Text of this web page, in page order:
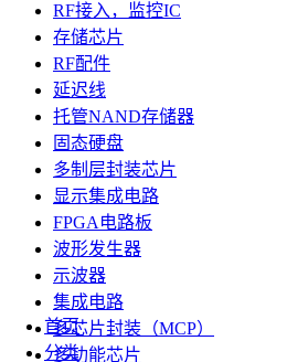
RF接入，监控IC
存储芯片
RF配件
延迟线
托管NAND存储器
固态硬盘
多制层封装芯片
显示集成电路
FPGA电路板
波形发生器
示波器
集成电路
多芯片封装（MCP）
多功能芯片
首页
分类